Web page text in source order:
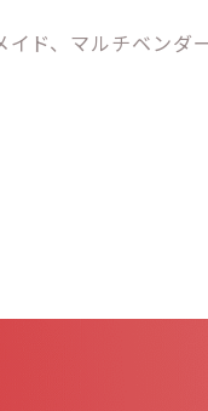
ド、マルチベンダ